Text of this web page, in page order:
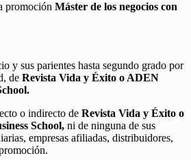
promoción Máster de los negocios con
y sus parientes hasta segundo grado por
de Revista Vida y Éxito o ADEN
o indirecto de Revista Vida y Éxito o
School, ni de ninguna de sus
empresas afiliadas, distribuidores,